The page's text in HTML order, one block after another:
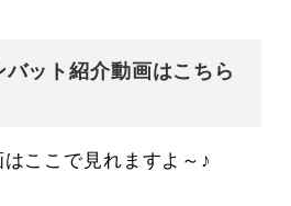
ット紹介動画はこちら
ここで見れますよ～♪